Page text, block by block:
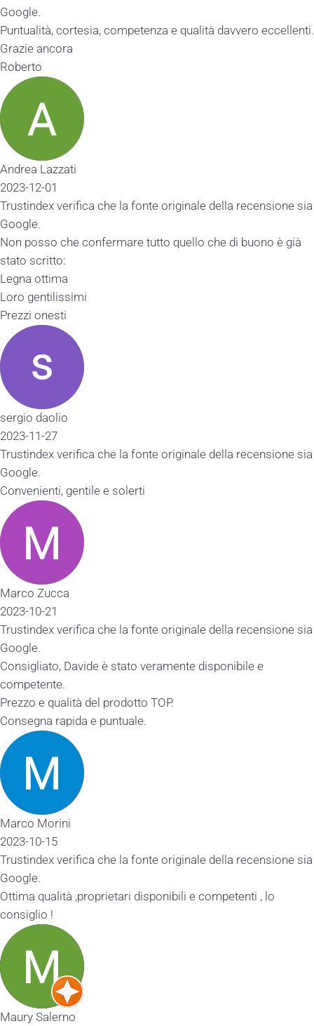
Google.
Puntualità, cortesia, competenza e qualità davvero eccellenti.
Grazie ancora
Roberto
Andrea Lazzati
2023-12-01
Trustindex verifica che la fonte originale della recensione sia
Google.
Non posso che confermare tutto quello che di buono è già
stato scritto:
Legna ottima
Loro gentilissimi
Prezzi onesti
sergio daolio
2023-11-27
Trustindex verifica che la fonte originale della recensione sia
Google.
Convenienti, gentile e solerti
Marco Zucca
2023-10-21
Trustindex verifica che la fonte originale della recensione sia
Google.
Consigliato, Davide è stato veramente disponibile e
competente.
Prezzo e qualità del prodotto TOP.
Consegna rapida e puntuale.
Marco Morini
2023-10-15
Trustindex verifica che la fonte originale della recensione sia
Google.
Ottima qualità ,proprietari disponibili e competenti , lo
consiglio !
Maury Salerno